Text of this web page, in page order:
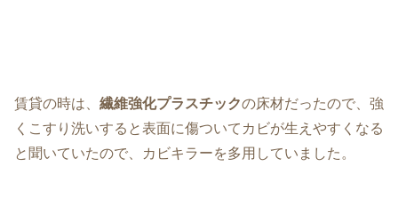
賃貸の時は、 繊維強化プラスチックの床材だったので、強
くこすり洗いすると表面に傷ついてカビが生えやすくなる
と聞いていたので、カビキラーを多用していました。